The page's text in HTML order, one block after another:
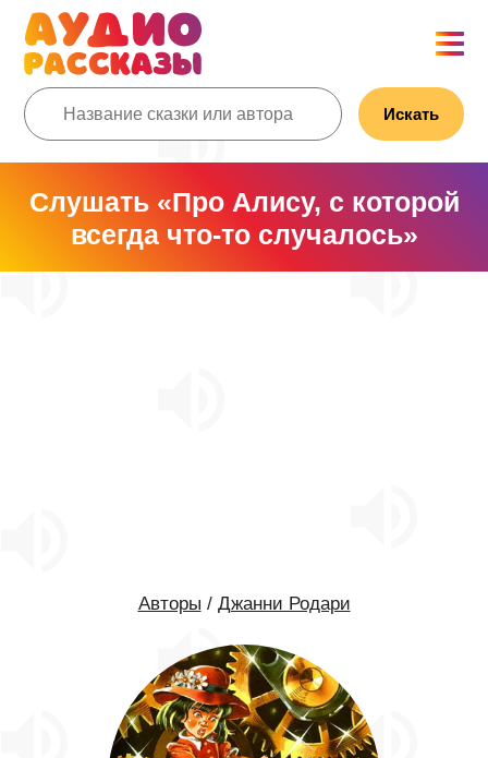
Искать
Слушать «Про Алису, с которой
всегда что-то случалось»
Авторы / Джанни Родари